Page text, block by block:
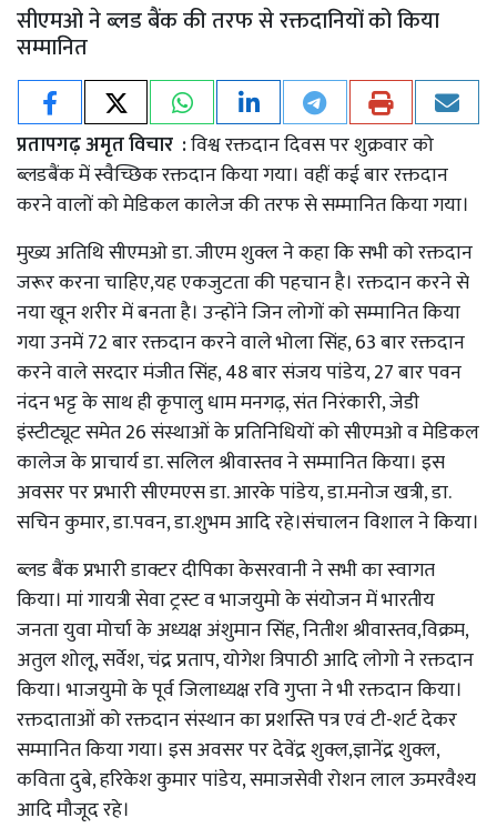
सीएमओ ने ब्लड बैंक की तरफ से रक्तदानियों को किया
सम्मानित
प्रतापगढ़ अमृत विचार :विश्व रक्तदान दिवस पर शुक्रवार को
ब्लडबैंक में स्वैच्छिक रक्तदान किया गया। वहीं कई बार रक्तदान
करने वालों को मेडिकल कालेज की तरफ से सम्मानित किया गया।
मुख्य अतिथि सीएमओ डा. जीएम शुक्ल ने कहा कि सभी को रक्तदान
जरूर करना चाहिए,यह एकजुटता की पहचान है। रक्तदान करने से
नया खून शरीर में बनता है। उन्होंने जिन लोगों को सम्मानित किया
गया उनमें 72 बार रक्तदान करने वाले भोला सिंह, 63 बार रक्तदान
करने वाले सरदार मंजीत सिंह, 48 बार संजय पांडेय, 27 बार पवन
नंदन भट्ट के साथ ही कृपालु धाम मनगढ़, संत निरंकारी, जेडी
इंस्टीट्यूट समेत 26 संस्थाओं के प्रतिनिधियों को सीएमओ व मेडिकल
कालेज के प्राचार्य डा. सलिल श्रीवास्तव ने सम्मानित किया। इस
अवसर पर प्रभारी सीएमएस डा. आरके पांडेय, डा.मनोज खत्री, डा.
सचिन कुमार, डा.पवन, डा.शुभम आदि रहे।संचालन विशाल ने किया।
ब्लड बैंक प्रभारी डाक्टर दीपिका केसरवानी ने सभी का स्वागत
किया। मां गायत्री सेवा ट्रस्ट व भाजयुमो के संयोजन में भारतीय
जनता युवा मोर्चा के अध्यक्ष अंशुमान सिंह, नितीश श्रीवास्तव,विक्रम,
अतुल शोलू, सर्वेश, चंद्र प्रताप, योगेश त्रिपाठी आदि लोगो ने रक्तदान
किया। भाजयुमो के पूर्व जिलाध्यक्ष रवि गुप्ता ने भी रक्तदान किया।
रक्तदाताओं को रक्तदान संस्थान का प्रशस्ति पत्र एवं टी-शर्ट देकर
सम्मानित किया गया। इस अवसर पर देवेंद्र शुक्ल,ज्ञानेंद्र शुक्ल,
कविता दुबे, हरिकेश कुमार पांडेय, समाजसेवी रोशन लाल ऊमरवैश्य
आदि मौजूद रहे।